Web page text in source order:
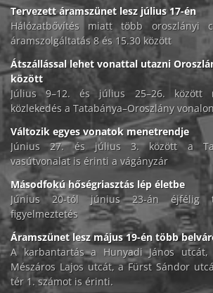
Tervezett áramszünet lesz július 17-én
Hálózatbővítés miatt több oroszlányi
áramszolgáltatás 8 és 15.30 között
Átszállással lehet vonattal utazni
között
Július 9–12. és július 25–26. között
közlekedés a Tatabánya–Oroszlány vonalon
Változik egyes vonatok menetrendje
Június 27. és július 3. között a
vasútvonalat is érinti a vágányzár
Másodfokú hőségriasztás lép életbe
Június 20-tól június 23-án éjfélig
figyelmeztetés
Áramszünet lesz május 19-én több
A karbantartás a Hunyadi János
Mészáros Lajos utcát, a Fürst Sándor
tér 1. számot is érinti.